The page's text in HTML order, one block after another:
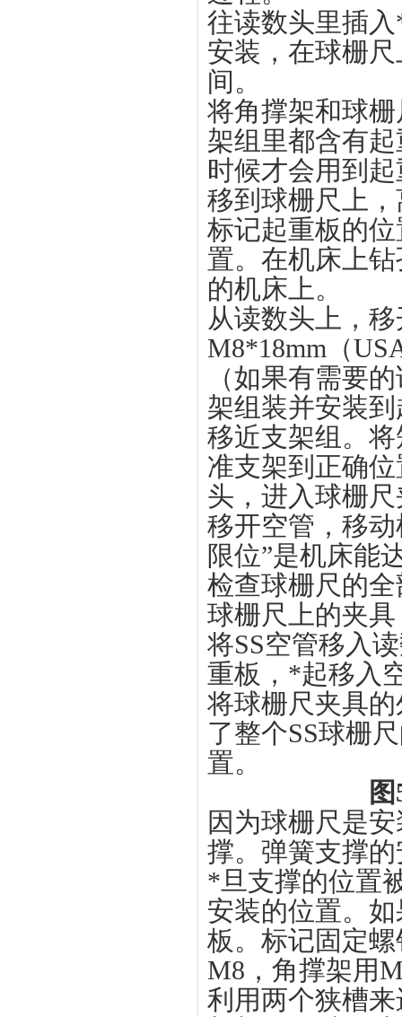
往读数头里插
安装，在球栅
间。
将角撑架和球
架组里都含有
时候才会用到
移到球栅尺上
标记起重板的
置。在机床上
的机床上。
从读数头上，
M8*18mm（
（如果有需要
架组装并安装
移近支架组。
准支架到正确
头，进入球栅
移开空管，移
限位”是机床能
检查球栅尺的
球栅尺上的夹
将SS空管移入
重板，*起移入
将球栅尺夹具
了整个SS球栅
置。
因为球栅尺是
撑。弹簧支撑
*旦支撑的位置
安装的位置。
板。标记固定
M8，角撑架用
利用两个狭槽